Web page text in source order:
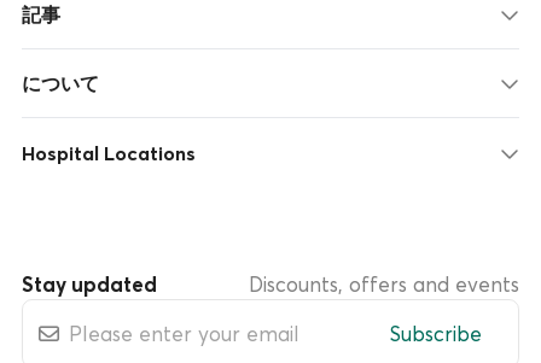
記事
について
Hospital Locations
Stay updated
Discounts, offers and events
Subscribe